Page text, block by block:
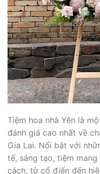
Tiệm hoa nhà Yên là
đánh giá cao nhất về
Gia Lai. Nổi bật với
tế, sáng tạo, tiệm
cách, từ cổ điển đến